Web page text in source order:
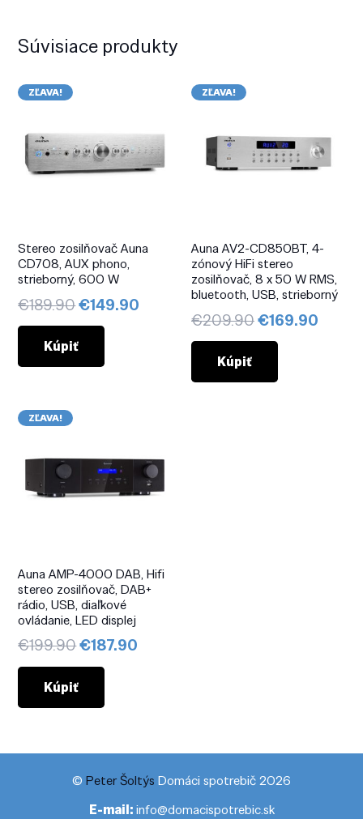
Súvisiace produkty
ZĽAVA!
Stereo zosilňovač Auna
CD708, AUX phono,
strieborný, 600 W
€189.90Pôvodná
cena
bola:
€189.90.
€149.90 Aktuálna
Kúpiť
ZĽAVA!
Auna AV2-CD850BT, 4-
zónový HiFi stereo
zosilňovač, 8 x 50 W RMS,
bluetooth, USB, strieborný
€209.90Pôvodná
cena
€209.90.
€169.90
Kúpiť
ZĽAVA!
Auna AMP-4000 DAB, Hifi
stereo zosilňovač, DAB+
rádio, USB, diaľkové
ovládanie, LED displej
€199.90Pôvodná
cena
€199.90.
€187.90
Kúpiť
© Peter Šoltýs Domáci spotrebič 2026
E-mail:info@domacispotrebic.sk